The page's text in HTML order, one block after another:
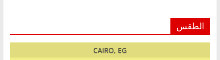
الطقس
CAIRO, EG